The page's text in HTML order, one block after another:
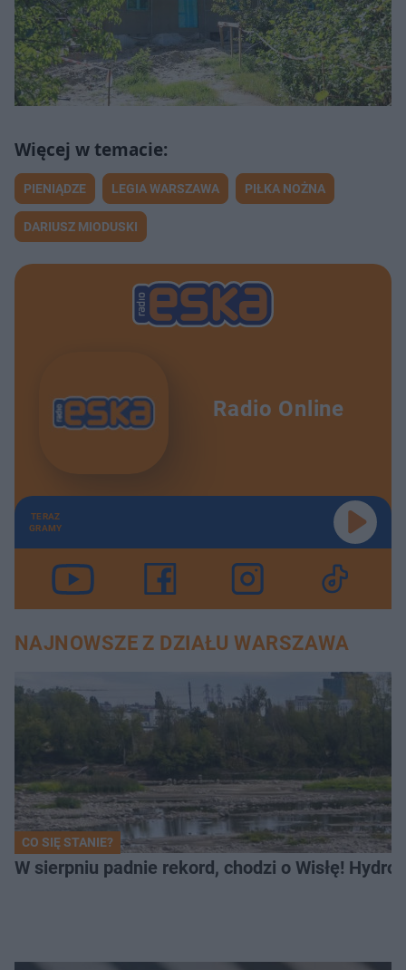
PIENIĄDZE LEGIA WARSZAWA PIŁKA NOŻNA
DARIUSZ MIODUSKI
Radio Online
TERAZ
GRAMY
NAJNOWSZE Z DZIAŁU WARSZAWA
CO SIĘ STANIE?
W sierpniu padnie rekord, chodzi o Wisłę!